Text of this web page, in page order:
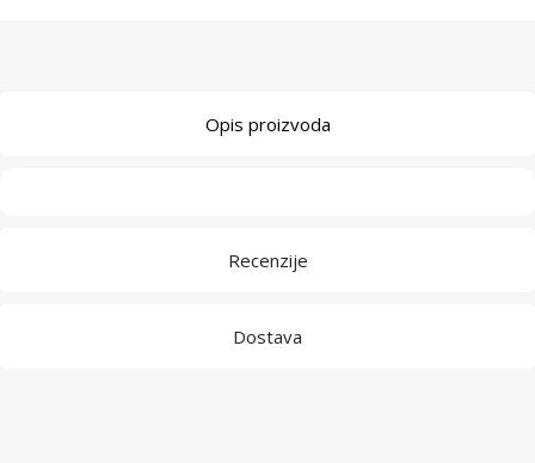
Opis proizvoda
Recenzije
Dostava